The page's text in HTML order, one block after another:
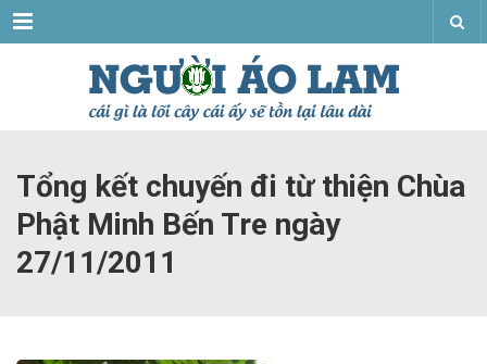
Menu
Tổng kết chuyến đi từ thiện Chùa
Phật Minh Bến Tre ngày
27/11/2011